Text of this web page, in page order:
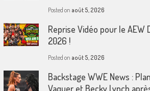
Posted on août 5, 2026
Reprise Vidéo pour le AEW
2026 !
Posted on août 5, 2026
Backstage WWE News :
Vaquer et Becky Lynch